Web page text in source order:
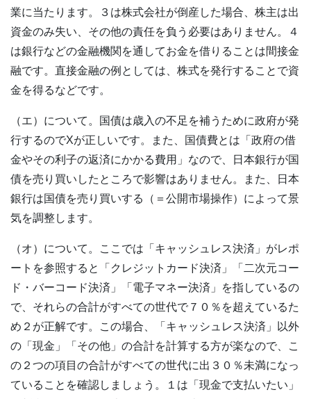
業に当たります。３は株式会社が倒産した場合、株主は出
資金のみ失い、その他の責任を負う必要はありません。４
は銀行などの金融機関を通してお金を借りることは間接金
融です。直接金融の例としては、株式を発行することで資
金を得るなどです。
（エ）について。国債は歳入の不足を補うために政府が発
行するのでXが正しいです。また、国債費とは「政府の借
金やその利子の返済にかかる費用」なので、日本銀行が国
債を売り買いしたところで影響はありません。また、日本
銀行は国債を売り買いする（＝公開市場操作）によって景
気を調整します。
（オ）について。ここでは「キャッシュレス決済」がレポ
ートを参照すると「クレジットカード決済」「二次元コー
ド・バーコード決済」「電子マネー決済」を指しているの
で、それらの合計がすべての世代で７０％を超えているた
め２が正解です。この場合、「キャッシュレス決済」以外
の「現金」「その他」の合計を計算する方が楽なので、こ
の２つの項目の合計がすべての世代に出３０％未満になっ
ていることを確認しましょう。１は「現金で支払いたい」